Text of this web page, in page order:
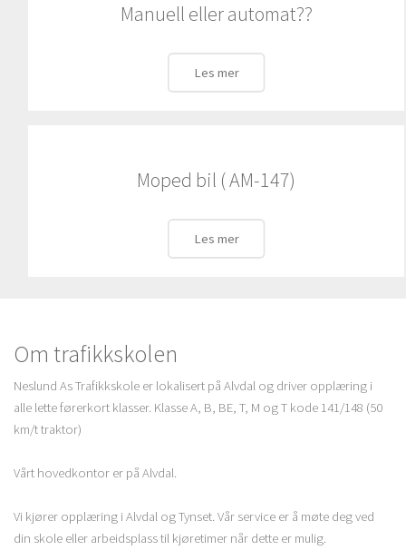
Manuell eller automat??
Les mer
Moped bil ( AM-147)
Les mer
Om trafikkskolen
Neslund As Trafikkskole er lokalisert på Alvdal og driver opplæring i
alle lette førerkort klasser. Klasse A, B, BE, T, M og T kode 141/148 (50
km/t traktor)
Vårt hovedkontor er på Alvdal.
Vi kjører opplæring i Alvdal og Tynset. Vår service er å møte deg ved
din skole eller arbeidsplass til kjøretimer når dette er mulig.